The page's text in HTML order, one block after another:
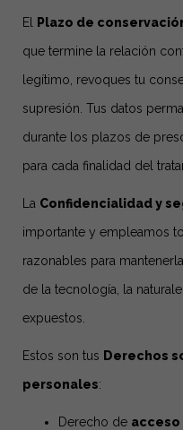
El Plazo de
que termine la relación
legítimo, revoques tu
supresión. Tus datos
durante los plazos de
para cada finalidad del
La Confidencialidad y
importante y empleamos
razonables para
de la tecnología, la
expuestos.
Estos son tus Derechos
personales:
Derecho de acceso